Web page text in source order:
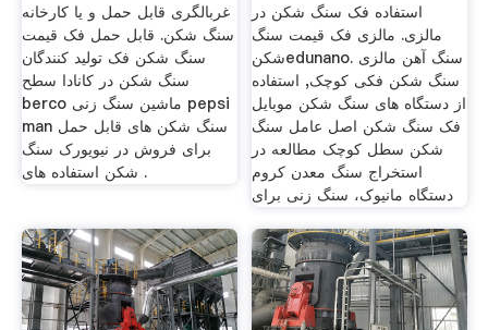
غربالگری قابل حمل و یا کارخانه
سنگ شکن. قابل حمل فک قیمت
سنگ شکن فک تولید کنندگان
سنگ شکن در کانادا سطح
berco ماشین سنگ زنی pepsi
man سنگ شکن های قابل حمل
برای فروش در نیویورک سنگ
شکن استفاده های .
استفاده فک سنگ شکن در
مالزی. مالزی فک قیمت سنگ
شکنedunano. سنگ آهن مالزی
سنگ شکن فکی کوچک, استفاده
از دستگاه های سنگ شکن موبایل
فک سنگ شکن اصل عامل سنگ
شکن سطل کوچک مطالعه در
استخراج سنگ معدن کروم
دستگاه مانیوک، سنگ زنی برای